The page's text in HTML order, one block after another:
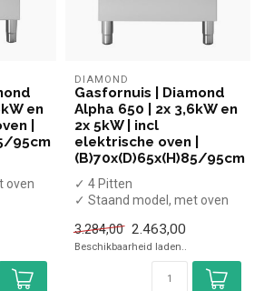
en
|
95cm
oven
DIAMOND
Gasfornuis | Diamond
Alpha 650 | 2x 3,6kW en
2x 5kW | incl
elektrische oven |
(B)70x(D)65x(H)85/95cm
✓ 4 Pitten
✓ Staand model, met oven
✓ Gas
3.284,00 2.463,00
Beschikbaarheid laden..